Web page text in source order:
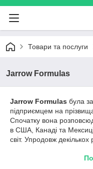
Товари та послуги
Jarrow Formulas
Jarrow Formulas була
підприємцем на
Спочатку вона
в США, Канаді та
світ. Упродовж
кількості продуктів до